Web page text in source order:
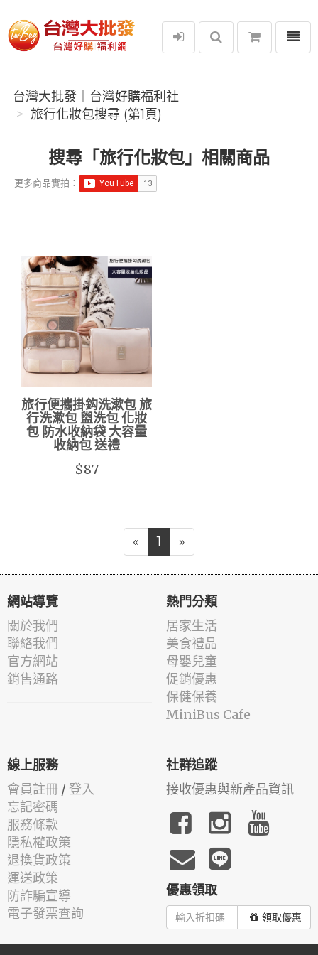
台灣大批發｜台灣好購福利社
選單
台灣大批發｜台灣好購福利社
旅行化妝包搜尋 (第1頁)
搜尋「旅行化妝包」相關商品
更多商品實拍：
旅行便攜掛鈎洗漱包 旅
行洗漱包 盥洗包 化妝
包 防水收納袋 大容量
收納包 送禮
$87
« 1 »
網站導覽
關於我們
聯絡我們
官方網站
銷售通路
熱門分類
居家生活
美食禮品
母嬰兒童
促銷優惠
保健保養
MiniBus Cafe
線上服務
會員註冊 / 登入
忘記密碼
服務條款
隱私權政策
退換貨政策
運送政策
防詐騙宣導
電子發票查詢
社群追蹤
接收優惠與新產品資訊
優惠領取
領取優惠